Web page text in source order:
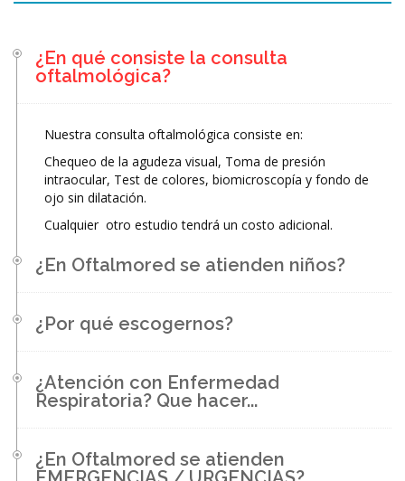
¿En qué consiste la consulta
oftalmológica?
Nuestra consulta oftalmológica consiste en:
Chequeo de la agudeza visual, Toma de presión
intraocular, Test de colores, biomicroscopía y fondo de
ojo sin dilatación.
Cualquier otro estudio tendrá un costo adicional.
¿En Oftalmored se atienden niños?
¿Por qué escogernos?
¿Atención con Enfermedad
Respiratoria? Que hacer...
¿En Oftalmored se atienden